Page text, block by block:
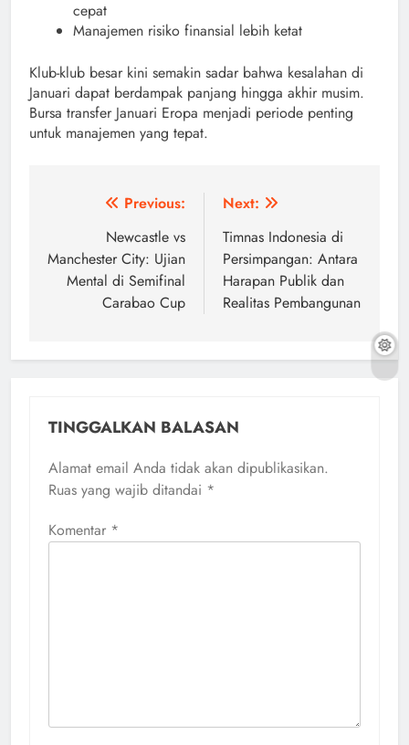
cepat
Manajemen risiko finansial lebih ketat
Klub-klub besar kini semakin sadar bahwa kesalahan di
Januari dapat berdampak panjang hingga akhir musim.
Bursa transfer Januari Eropa menjadi periode penting
untuk manajemen yang tepat.
NavigasiPrevious:
Newcastle vs
Manchester City: Ujian
Mental di Semifinal
Carabao Cup
Next:
Timnas Indonesia di
Persimpangan: Antara
Harapan Publik dan
Realitas Pembangunan
TINGGALKAN BALASAN
Alamat email Anda tidak akan dipublikasikan.
Ruas yang wajib ditandai *
Komentar *